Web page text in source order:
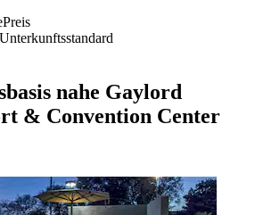
Preis
Unterkunftsstandard
nahe Gaylord
& Convention Center